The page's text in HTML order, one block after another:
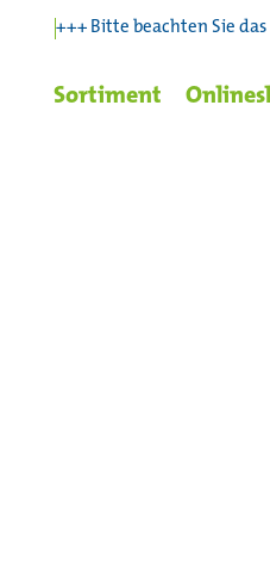
+++ Bitte beachten Sie
Sortiment